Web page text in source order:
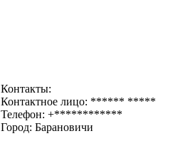
Контакты:
Контактное лицо: ****** *****
Телефон: +************
Город: Барановичи